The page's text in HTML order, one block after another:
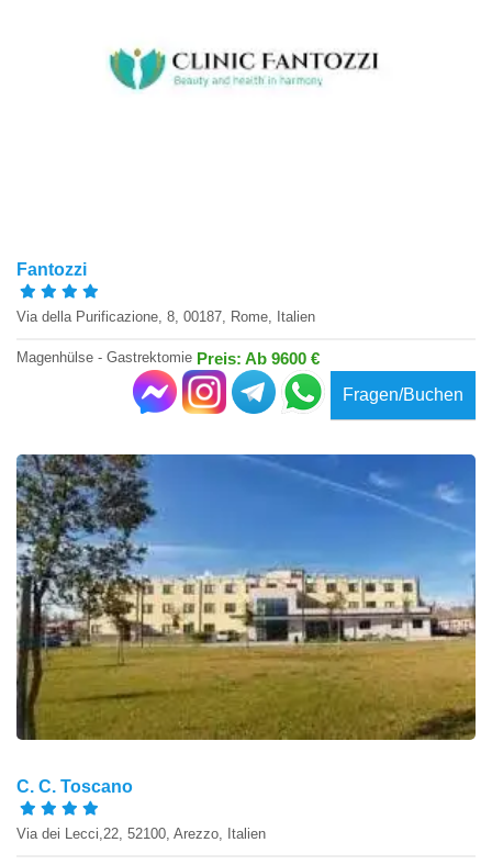
Fantozzi
Via della Purificazione, 8, 00187, Rome, Italien
Magenhülse - Gastrektomie Preis: Ab 9600 €
Fragen/Buchen
C. C. Toscano
Via dei Lecci,22, 52100, Arezzo, Italien